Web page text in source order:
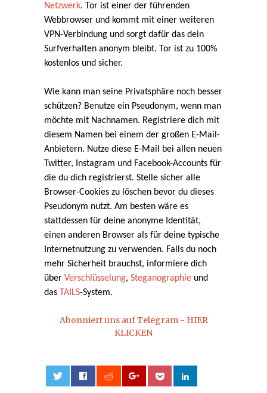
Netzwerk. Tor ist einer der führenden
Webbrowser und kommt mit einer weiteren
VPN-Verbindung und sorgt dafür das dein
Surfverhalten anonym bleibt. Tor ist zu 100%
kostenlos und sicher.
Wie kann man seine Privatsphäre noch besser
schützen? Benutze ein Pseudonym, wenn man
möchte mit Nachnamen. Registriere dich mit
diesem Namen bei einem der großen E-Mail-
Anbietern. Nutze diese E-Mail bei allen neuen
Twitter, Instagram und Facebook-Accounts für
die du dich registrierst. Stelle sicher alle
Browser-Cookies zu löschen bevor du dieses
Pseudonym nutzt. Am besten wäre es
stattdessen für deine anonyme Identität,
einen anderen Browser als für deine typische
Internetnutzung zu verwenden. Falls du noch
mehr Sicherheit brauchst, informiere dich
über Verschlüsselung, Steganographie und
das
TAILS-System.
Abonniert uns auf Telegram - HIER
KLICKEN